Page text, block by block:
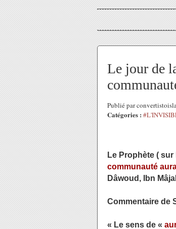
Le jour de
Publié par
Catégories :
Le Prophète (
communauté
Dâwoud, Ibn
Commentaire de
« Le sens de «